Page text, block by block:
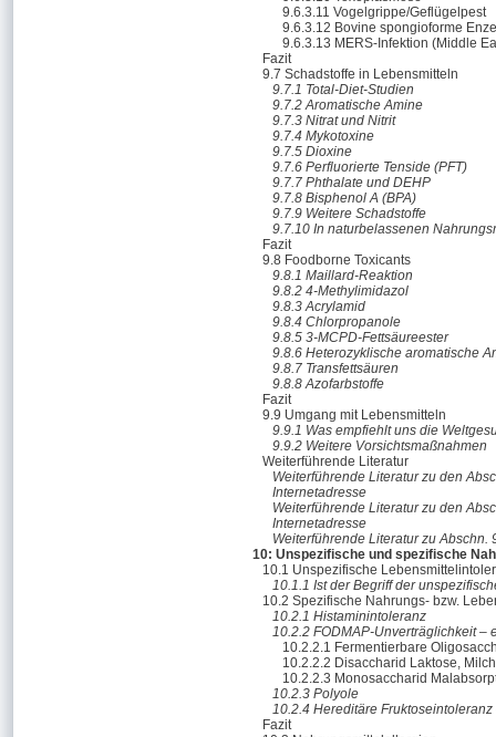
9.6.3.11 Vogelgrippe/Geflügelpest
9.6.3.12 Bovine spongioforme
9.6.3.13 MERS-Infektion (Middle
Fazit
9.7 Schadstoffe in Lebensmitteln
9.7.1 Total-Diet-Studien
9.7.2 Aromatische Amine
9.7.3 Nitrat und Nitrit
9.7.4 Mykotoxine
9.7.5 Dioxine
9.7.6 Perfluorierte Tenside (PFT)
9.7.7 Phthalate und DEHP
9.7.8 Bisphenol A (BPA)
9.7.9 Weitere Schadstoffe
9.7.10 In naturbelassenen
Fazit
9.8 Foodborne Toxicants
9.8.1 Maillard-Reaktion
9.8.2 4-Methylimidazol
9.8.3 Acrylamid
9.8.4 Chlorpropanole
9.8.5 3-MCPD-Fettsäureester
9.8.6 Heterozyklische aromatische
9.8.7 Transfettsäuren
9.8.8 Azofarbstoffe
Fazit
9.9 Umgang mit Lebensmitteln
9.9.1 Was empfiehlt uns die
9.9.2 Weitere Vorsichtsmaßnahmen
Weiterführende Literatur
Weiterführende Literatur zu den
Internetadresse
Weiterführende Literatur zu den
Internetadresse
Weiterführende Literatur zu Abschn.
10: Unspezifische und spezifische
10.1 Unspezifische
10.1.1 Ist der Begriff der
10.2 Spezifische Nahrungs- bzw.
10.2.1 Histaminintoleranz
10.2.2 FODMAP-Unverträglichkeit –
10.2.2.1 Fermentierbare
10.2.2.2 Disaccharid Laktose,
10.2.2.3 Monosaccharid
10.2.3 Polyole
10.2.4 Hereditäre
Fazit